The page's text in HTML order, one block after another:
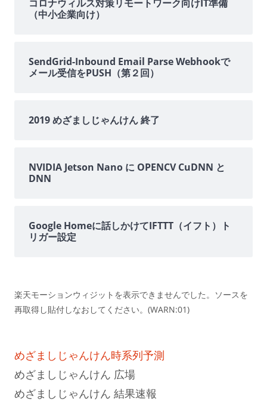
コロナウィルス対策リモートワーク向けIT準備
（中小企業向け）
SendGrid-Inbound Email Parse Webhookで
メール受信をPUSH（第２回）
2019 めざましじゃんけん 終了
NVIDIA Jetson Nano に OPENCV CuDNN と
DNN
Google Homeに話しかけてIFTTT（イフト）ト
リガー設定
楽天モーションウィジットを表示できませんでした。ソースを
再取得し貼付しなおしてください。(WARN:01)
めざましじゃんけん時系列予測
めざましじゃんけん 広場
めざましじゃんけん 結果速報